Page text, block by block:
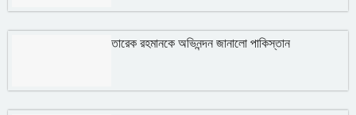
তারেক রহমানকে অভিনন্দন জানালো পাকিস্তান